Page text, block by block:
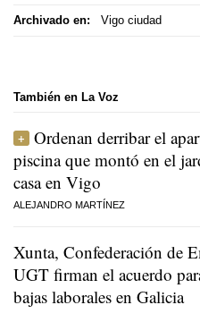
Archivado en: Vigo ciudad
También en La Voz
Ordenan derribar el
piscina que montó en el
casa en Vigo
ALEJANDRO MARTÍNEZ
Xunta, Confederación de
UGT firman el acuerdo
bajas laborales en Galicia